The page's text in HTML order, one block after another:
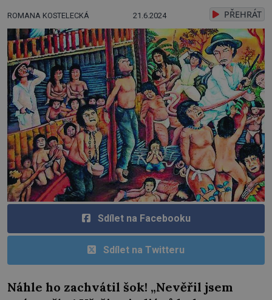
ROMANA KOSTELECKÁ 21.6.2024 PŘEHRÁT
Sdílet na Facebooku
Sdílet na Twitteru
Náhle ho zachvátil šok! „Nevěřil jsem